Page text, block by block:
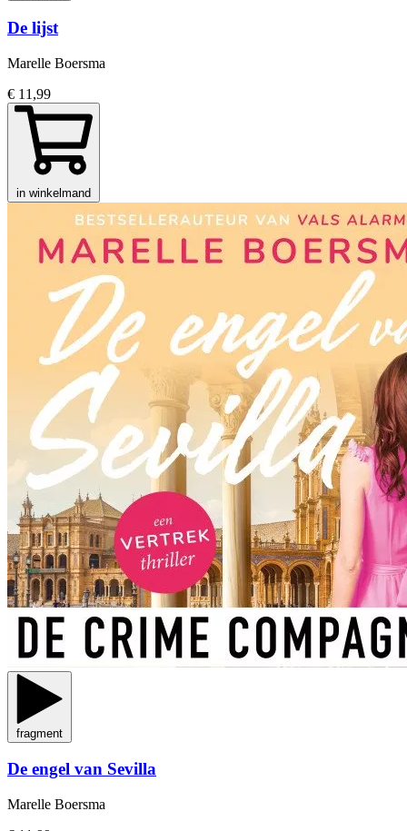
De lijst
Marelle Boersma
€ 11,99
in winkelmand
fragment
De engel van Sevilla
Marelle Boersma